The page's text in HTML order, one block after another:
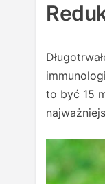
to być 15